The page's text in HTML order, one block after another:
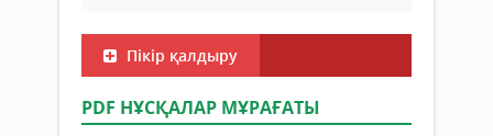
Пікір қалдыру
PDF НҰСҚАЛАР МҰРАҒАТЫ